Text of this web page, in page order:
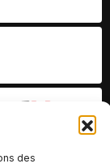
des